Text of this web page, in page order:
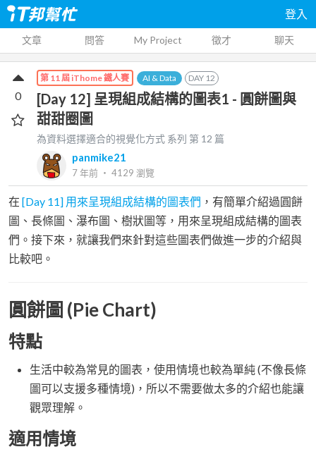
登入
文章 問答 My Project 徵才 聊天
第 11 屆 iThome 鐵人賽 AI & Data DAY 12
[Day 12] 呈現組成結構的圖表1 - 圓餅圖與
甜甜圈圖
為資料選擇適合的視覺化方式 系列 第 12 篇
panmike21
7 年前 ‧ 4129 瀏覽
0
在 [Day 11] 用來呈現組成結構的圖表們 ，有簡單介紹過圓餅
圖、長條圖、瀑布圖、樹狀圖等，用來呈現組成結構的圖表
們。接下來，就讓我們來針對這些圖表們做進一步的介紹與
比較吧。
圓餅圖 (Pie Chart)
特點
生活中較為常見的圖表，使用情境也較為單純 (不像長條
圖可以支援多種情境)，所以不需要做太多的介紹也能讓
觀眾理解。
適用情境